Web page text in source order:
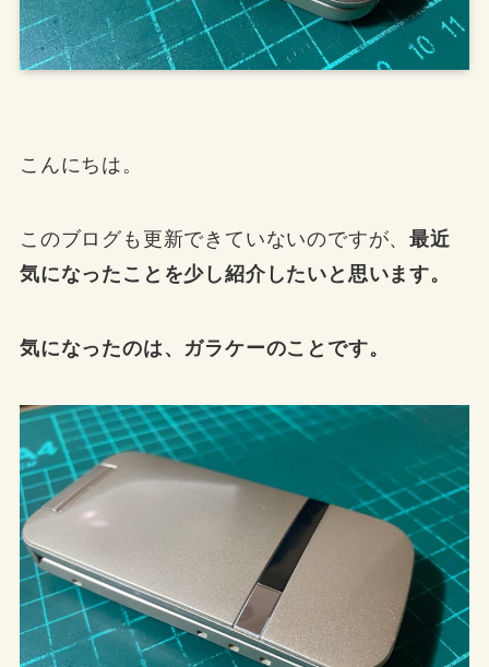
こんにちは。
このブログも更新できていないのですが、最近
気になったことを少し紹介したいと思います。
気になったのは、 ガラケーのことです。